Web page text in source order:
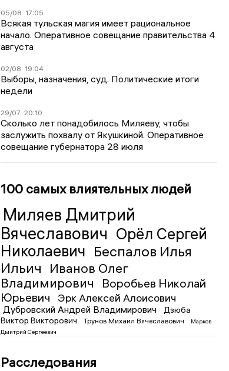
05/08 17:05
Всякая тульская магия имеет рациональное
начало. Оперативное совещание правительства 4
августа
02/08 19:04
Выборы, назначения, суд. Политические итоги
недели
29/07 20:10
Сколько лет понадобилось Миляеву, чтобы
заслужить похвалу от Якушкиной. Оперативное
совещание губернатора 28 июля
100 самых влиятельных людей
Миляев Дмитрий
Вячеславович Орёл Сергей
Николаевич Беспалов Илья
Ильич
Иванов Олег
Владимирович
Воробьев Николай
Юрьевич
Эрк Алексей Алоисович
Дубровский Андрей Владимирович
Дзюба
Виктор Викторович
Трунов Михаил Вячеславович
Марков
Дмитрий Сергеевич
Расследования